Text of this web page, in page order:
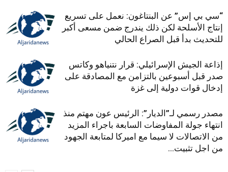
“سي بي إس” عن البنتاغون: نعمل على تسريع
إنتاج الأسلحة لكن ذلك يندرج ضمن مسعى أكبر
للتحديث بدأ قبل الصراع الحالي
إذاعة الجيش الإسرائيلي: قرار نتنياهو وكاتس
صدر قبل أسبوعين بالتزامن مع المصادقة على
إدخال قوات دولية إلى غزة
مصدر رسمي لـ”الديار”: الرئيس عون مهتم منذ
انتهاء جولة المفاوضات السابعة باجراء المزيد
من الاتصالات لا سيما مع اميركا لمتابعة الجهود
من اجل تثبيت...